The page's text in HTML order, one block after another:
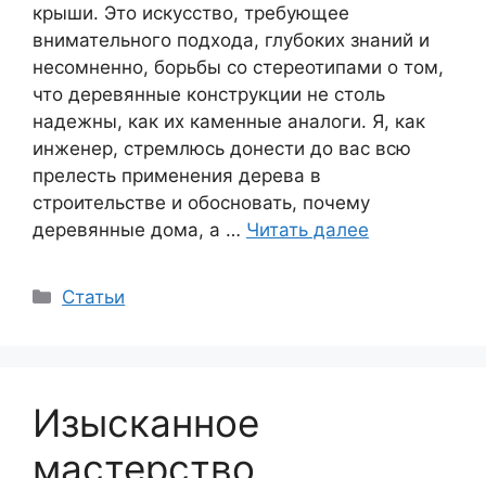
крыши. Это искусство, требующее
внимательного подхода, глубоких знаний и
несомненно, борьбы со стереотипами о том,
что деревянные конструкции не столь
надежны, как их каменные аналоги. Я, как
инженер, стремлюсь донести до вас всю
прелесть применения дерева в
строительстве и обосновать, почему
деревянные дома, а … Читать далее
Рубрики
Статьи
Изысканное
мастерство